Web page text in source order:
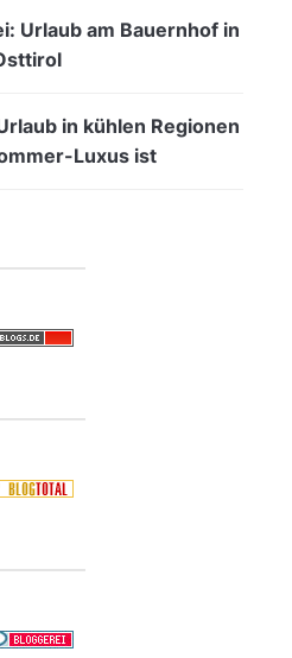
Urlaub am Bauernhof in
in kühlen Regionen
Luxus ist